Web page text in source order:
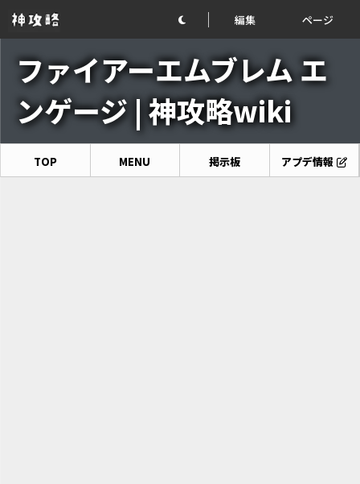
編集 ページ
ファイアーエムブレム エ
ンゲージ | 神攻略wiki
TOP MENU 掲示板 アプデ情報